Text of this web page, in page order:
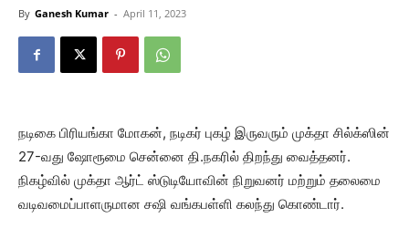
By Ganesh Kumar - April 11, 2023
நடிகை பிரியங்கா மோகன், நடிகர் புகழ் இருவரும் முக்தா சில்க்ஸின்
27-வது ஷோரூமை சென்னை தி.நகரில் திறந்து வைத்தனர்.
நிகழ்வில் முக்தா ஆர்ட் ஸ்டுடியோவின் நிறுவனர் மற்றும் தலைமை
வடிவமைப்பாளருமான சஷி வங்கபள்ளி கலந்து கொண்டார்.